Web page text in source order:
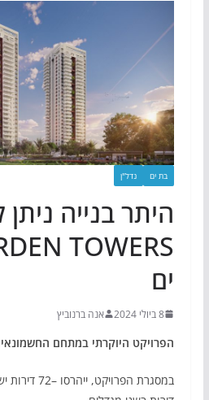
בת ים נדל"ן
היתר בנייה
ים
8 ביולי 2024 אנה ברנוביץ
הפרויקט היוקרתי במתחם